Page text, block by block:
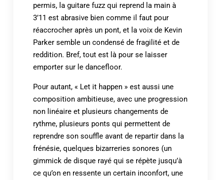
permis, la guitare fuzz qui reprend la main à
3’11 est abrasive bien comme il faut pour
réaccrocher après un pont, et la voix de Kevin
Parker semble un condensé de fragilité et de
reddition. Bref, tout est là pour se laisser
emporter sur le dancefloor.
Pour autant, « Let it happen » est aussi une
composition ambitieuse, avec une progression
non linéaire et plusieurs changements de
rythme, plusieurs ponts qui permettent de
reprendre son souffle avant de repartir dans la
frénésie, quelques bizarreries sonores (un
gimmick de disque rayé qui se répète jusqu’à
ce qu’on en ressente un certain inconfort, une